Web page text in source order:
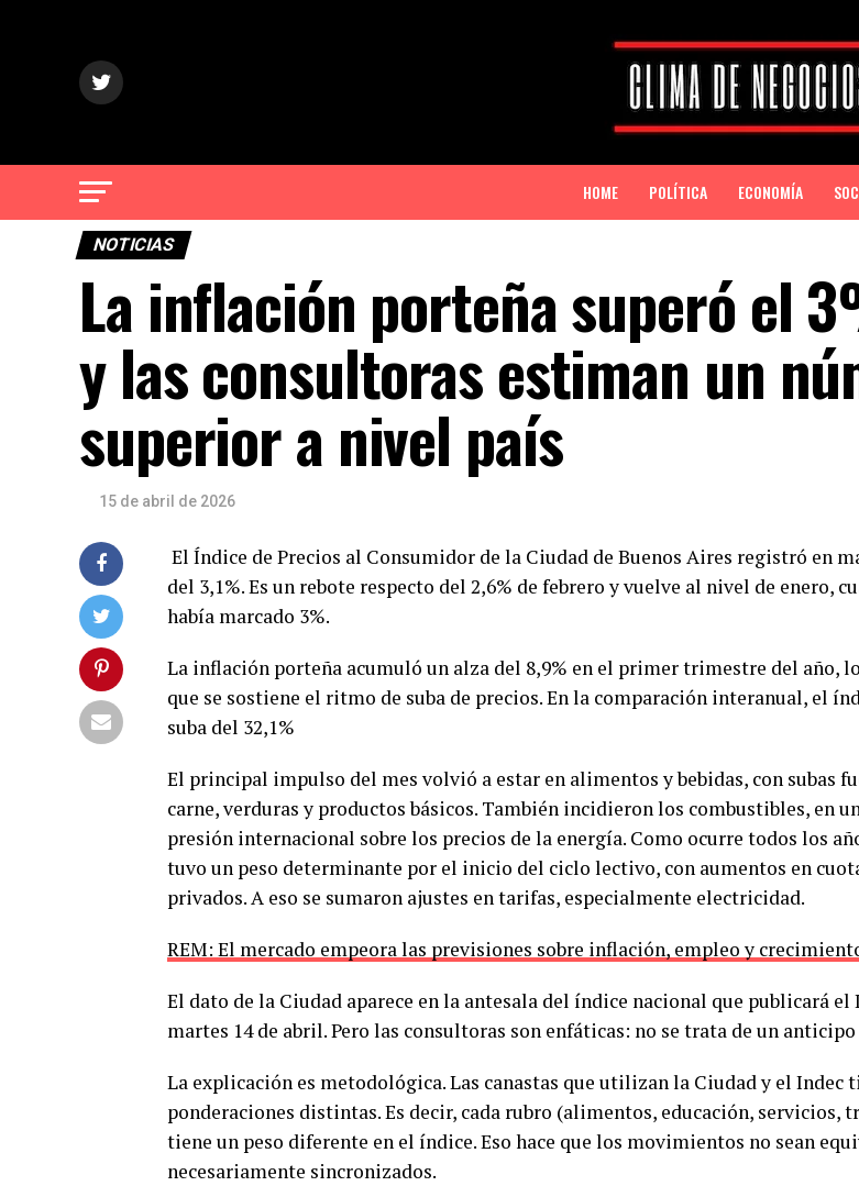
HOME POLÍTICA ECONOMÍA
NOTICIAS
La inflación porteña superó el
y las consultoras estiman un
superior a nivel país
15 de abril de 2026
El Índice de Precios al Consumidor de la Ciudad de Buenos Aires registró en
del 3,1%. Es un rebote respecto del 2,6% de febrero y vuelve al nivel de enero,
había marcado 3%.
La inflación porteña acumuló un alza del 8,9% en el primer trimestre del año,
que se sostiene el ritmo de suba de precios. En la comparación interanual, el
suba del 32,1%
El principal impulso del mes volvió a estar en alimentos y bebidas, con subas
carne, verduras y productos básicos. También incidieron los combustibles, en
presión internacional sobre los precios de la energía. Como ocurre todos los
tuvo un peso determinante por el inicio del ciclo lectivo, con aumentos en
privados. A eso se sumaron ajustes en tarifas, especialmente electricidad.
REM: El mercado empeora las previsiones sobre inflación, empleo y
El dato de la Ciudad aparece en la antesala del índice nacional que publicará el
martes 14 de abril. Pero las consultoras son enfáticas: no se trata de un
La explicación es metodológica. Las canastas que utilizan la Ciudad y el Indec
ponderaciones distintas. Es decir, cada rubro (alimentos, educación, servicios,
tiene un peso diferente en el índice. Eso hace que los movimientos no sean
necesariamente sincronizados.